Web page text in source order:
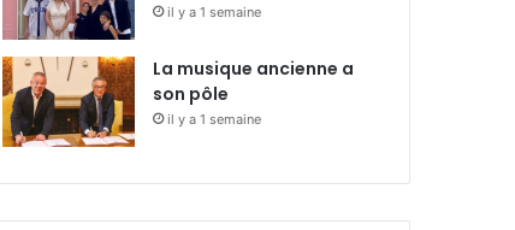
il y a 1 semaine
La musique ancienne a
son pôle
il y a 1 semaine